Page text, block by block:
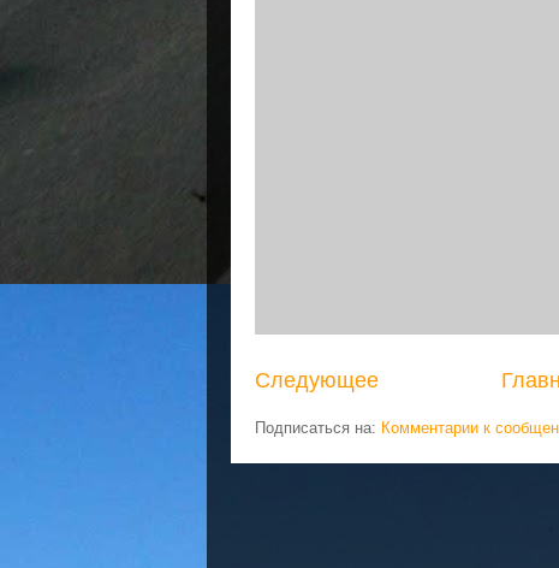
Следующее
Подписаться на: Комментарии к